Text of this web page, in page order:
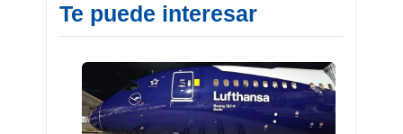
Te puede interesar